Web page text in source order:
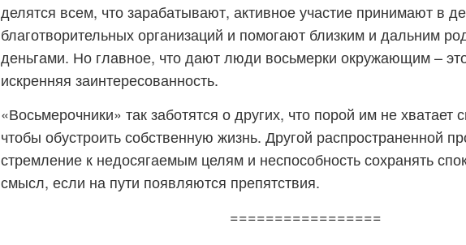
делятся всем, что зарабатывают, активное участие принимают в
благотворительных организаций и помогают близким и дальним
деньгами. Но главное, что дают люди восьмерки окружающим –
искренняя заинтересованность.
«Восьмерочники» так заботятся о других, что порой им не хватает
чтобы обустроить собственную жизнь. Другой распространенной
стремление к недосягаемым целям и неспособность сохранять
смысл, если на пути появляются препятствия.
=================